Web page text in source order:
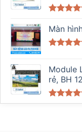
hạng5.00
Màn
5 sao
Module
rẻ, BH
Được xếp